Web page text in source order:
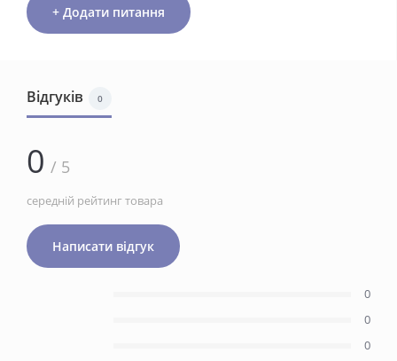
+ Додати питання
Відгуків 0
0 / 5
середній рейтинг товара
Написати відгук
0
0
0